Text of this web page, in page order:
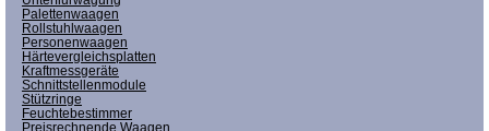
Palettenwaagen
Rollstuhlwaagen
Personenwaagen
Härtevergleichsplatten
Kraftmessgeräte
Schnittstellenmodule
Stützringe
Feuchtebestimmer
Preisrechnende Waagen